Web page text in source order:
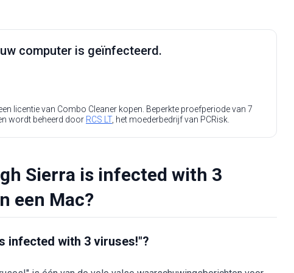
computer is geïnfecteerd.
licentie van Combo Cleaner kopen. Beperkte proefperiode van 7
wordt beheerd door RCS LT, het moederbedrijf van PCRisk.
Sierra is infected with 3
een Mac?
infected with 3 viruses!"?